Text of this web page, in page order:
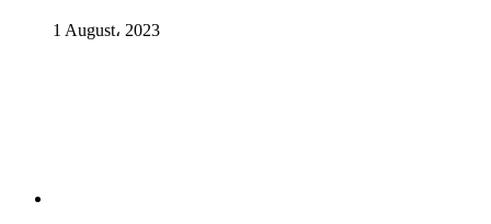
1 August، 2023